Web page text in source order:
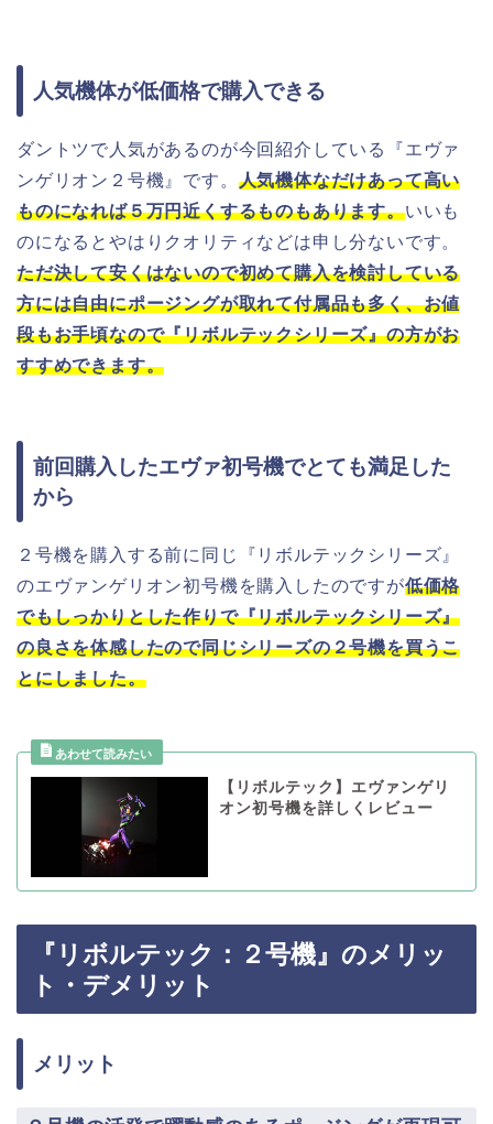
人気機体が低価格で購入できる
ダントツで人気があるのが今回紹介している『エヴァ
ンゲリオン２号機』です。 人気機体なだけあって高い
ものになれば５万円近くするものもあります。いいも
のになるとやはりクオリティなどは申し分ないです。
ただ決して安くはないので初めて購入を検討している
方には自由にポージングが取れて付属品も多く、お値
段もお手頃なので『リボルテックシリーズ』の方がお
すすめできます。
前回購入したエヴァ初号機でとても満足した
から
２号機を購入する前に同じ『リボルテックシリーズ』
のエヴァンゲリオン初号機を購入したのですが低価格
でもしっかりとした作りで『リボルテックシリーズ』
の良さを体感したので同じシリーズの２号機を買うこ
とにしました。
【リボルテック】エヴァンゲリ
オン初号機を詳しくレビュー
『リボルテック：２号機』のメリッ
ト・デメリット
メリット